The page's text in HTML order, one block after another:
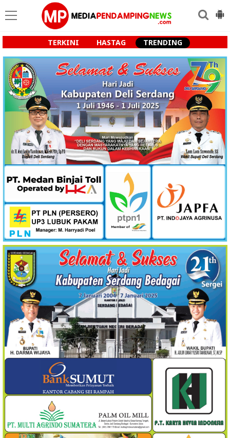
TERKINI HASTAG TRENDING